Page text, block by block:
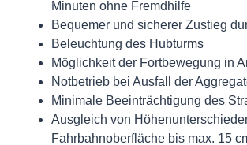
Minuten ohne Fremdhilfe
Bequemer und sicherer Zustieg
Beleuchtung des Hubturms
Möglichkeit der Fortbewegung in
Notbetrieb bei Ausfall der
Minimale Beeinträchtigung des
Ausgleich von
Fahrbahnoberfläche bis max. 15